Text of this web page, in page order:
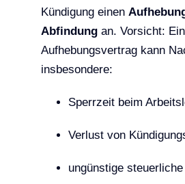
Kündigung einen
Abfindungan. Vorsicht: Ein
Aufhebungsvertrag kann
insbesondere:
Sperrzeit beim
Verlust von
ungünstige